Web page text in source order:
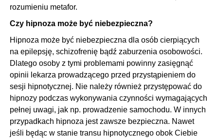
rozumieniu metafor.
Czy hipnoza może być niebezpieczna?
Hipnoza może być niebezpieczna dla osób cierpiących
na epilepsję, schizofrenię bądź zaburzenia osobowości.
Dlatego osoby z tymi problemami powinny zasięgnąć
opinii lekarza prowadzącego przed przystąpieniem do
sesji hipnotycznej. Nie należy również przystępować do
hipnozy podczas wykonywania czynności wymagających
pełnej uwagi, jak np. prowadzenie samochodu. W innych
przypadkach hipnoza jest zawsze bezpieczna. Nawet
jeśli będąc w stanie transu hipnotycznego obok Ciebie